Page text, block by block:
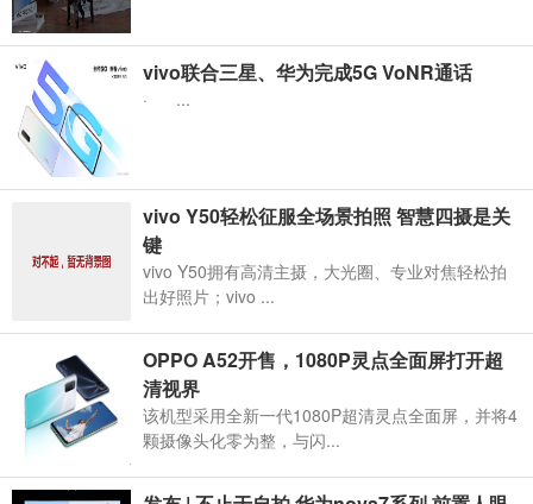
vivo联合三星、华为完成5G VoNR通话
· ...
vivo Y50轻松征服全场景拍照 智慧四摄是关
键
vivo Y50拥有高清主摄，大光圈、专业对焦轻松拍
出好照片；vivo ...
OPPO A52开售，1080P灵点全面屏打开超
清视界
该机型采用全新一代1080P超清灵点全面屏，并将4
颗摄像头化零为整，与闪...